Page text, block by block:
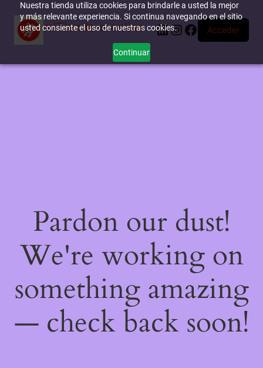
Nuestra tienda utiliza cookies para brindarle a usted la mejor
y más relevante experiencia. Si continua navegando en el sitio
usted consiente el uso de nuestras cookies.
Continuar
miTienda-e.online LinkedIn
Instagram
Facebook
Acceder
Pardon our dust!
We're working on
something amazing
— check back soon!